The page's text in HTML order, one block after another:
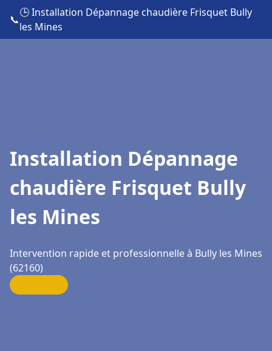
📞
🕒 Installation Dépannage chaudière Frisquet Bully
les Mines
Installation Dépannage
chaudière Frisquet Bully
les Mines
Intervention rapide et professionnelle à Bully les Mines
(62160)